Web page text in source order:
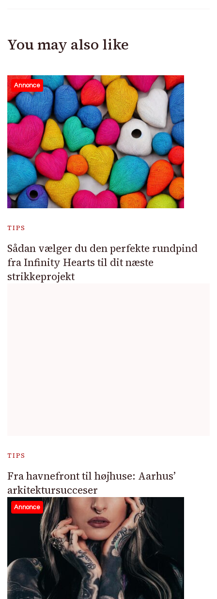
You may also like
Annonce
TIPS
Sådan vælger du den perfekte rundpind
fra Infinity Hearts til dit næste
strikkeprojekt
TIPS
Fra havnefront til højhuse: Aarhus’
arkitektursucceser
Annonce